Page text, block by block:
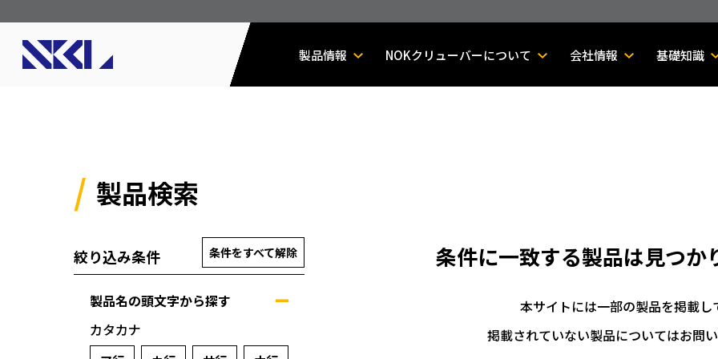
製品情報 NOKクリューバーについて 会社情報 基礎知識
製品検索
絞り込み条件 条件をすべて解除
製品名の頭文字から探す
カタカナ
条件に一致する製品は見つか
本サイトには一部の製品を掲載し
掲載されていない製品についてはお問